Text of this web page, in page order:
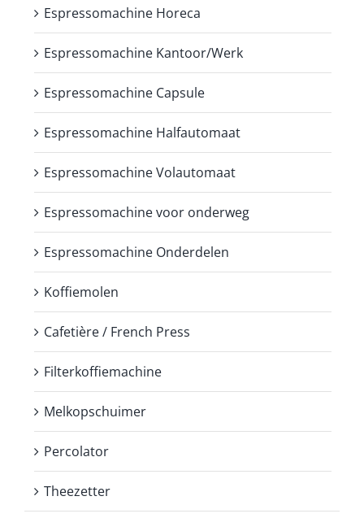
Espressomachine Horeca
Espressomachine Kantoor/Werk
Espressomachine Capsule
Espressomachine Halfautomaat
Espressomachine Volautomaat
Espressomachine voor onderweg
Espressomachine Onderdelen
Koffiemolen
Cafetière / French Press
Filterkoffiemachine
Melkopschuimer
Percolator
Theezetter